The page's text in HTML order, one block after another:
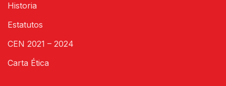
Historia
Estatutos
CEN 2021 – 2024
Carta Ética